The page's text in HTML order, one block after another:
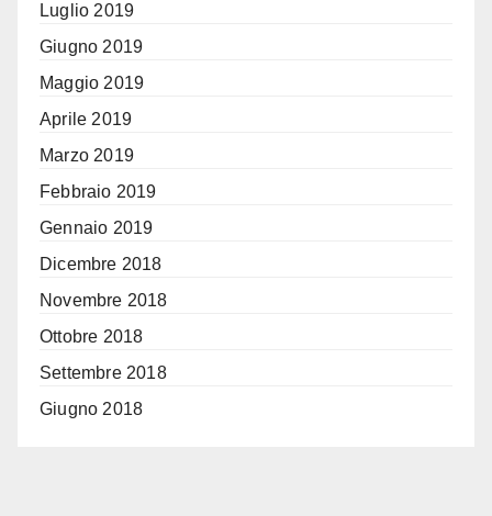
Luglio 2019
Giugno 2019
Maggio 2019
Aprile 2019
Marzo 2019
Febbraio 2019
Gennaio 2019
Dicembre 2018
Novembre 2018
Ottobre 2018
Settembre 2018
Giugno 2018